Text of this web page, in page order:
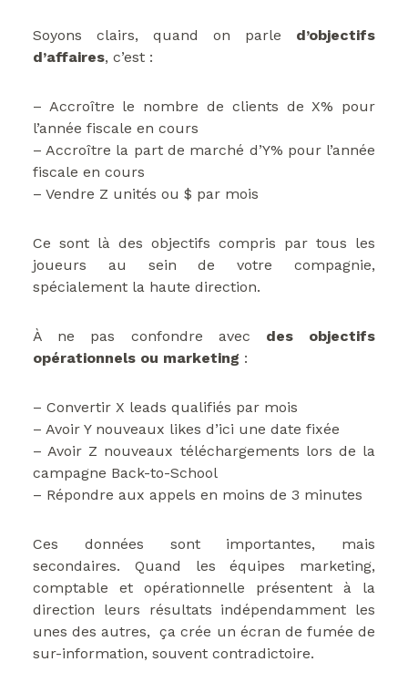
Soyons clairs, quand on parle d’objectifs
d’affaires, c’est :
– Accroître le nombre de clients de X% pour
l’année fiscale en cours
– Accroître la part de marché d’Y% pour l’année
fiscale en cours
– Vendre Z unités ou $ par mois
Ce sont là des objectifs compris par tous les
joueurs au sein de votre compagnie,
spécialement la haute direction.
À ne pas confondre avec des objectifs
opérationnels ou marketing :
– Convertir X leads qualifiés par mois
– Avoir Y nouveaux likes d’ici une date fixée
– Avoir Z nouveaux téléchargements lors de la
campagne Back-to-School
– Répondre aux appels en moins de 3 minutes
Ces données sont importantes, mais
secondaires. Quand les équipes marketing,
comptable et opérationnelle présentent à la
direction leurs résultats indépendamment les
unes des autres, ça crée un écran de fumée de
sur-information, souvent contradictoire.